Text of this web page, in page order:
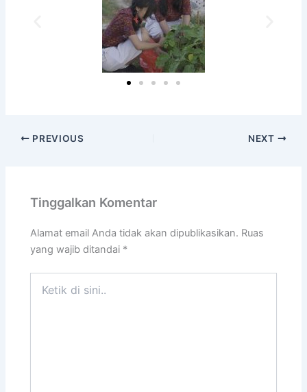
PREVIOUS NEXT
Tinggalkan Komentar
Alamat email Anda tidak akan dipublikasikan. Ruas
yang wajib ditandai *